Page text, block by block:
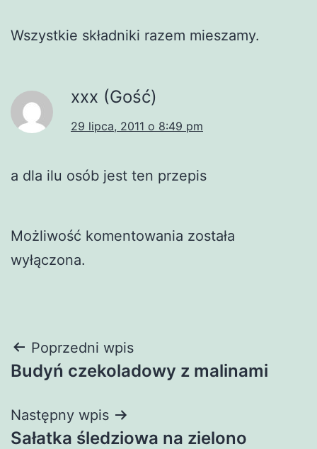
Wszystkie składniki razem mieszamy.
xxx (Gość)
29 lipca, 2011 o 8:49 pm
a dla ilu osób jest ten przepis
Możliwość komentowania została
wyłączona.
Nawigacja
wpisu
Poprzedni wpis
Budyń czekoladowy z malinami
Następny wpis
Sałatka śledziowa na zielono